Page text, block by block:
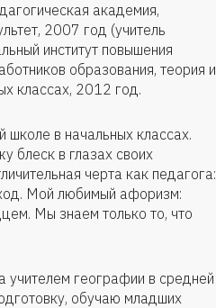
академия,
2007 год (учитель
институт повышения
образования, теория и
классах, 2012 год.
в начальных классах.
блеск в глазах своих
черта как педагога:
Мой любимый афоризм:
Мы знаем только то, что
географии в средней
обучаю младших